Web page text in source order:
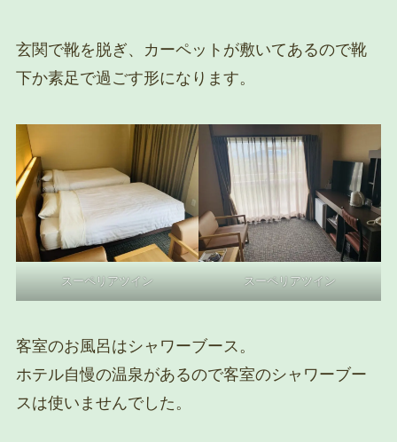
玄関で靴を脱ぎ、カーペットが敷いてあるので靴
下か素足で過ごす形になります。
スーペリアツイン スーペリアツイン
客室のお風呂はシャワーブース。
ホテル自慢の温泉があるので客室のシャワーブー
スは使いませんでした。